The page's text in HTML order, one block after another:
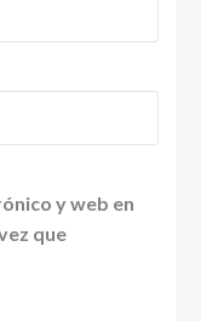
y web en
que